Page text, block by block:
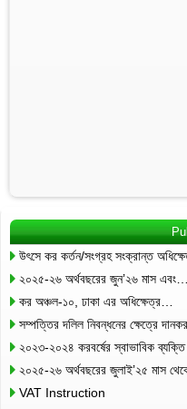
উৎসে কর কর্তন/সংগ্রহ সংক্রান্ত
২০২৫-২৬ অর্থবছরের জুন’২৬ মাস এবং…
কর অঞ্চল-১০, ঢাকা এর অধিক্ষেত্র…
সম্পত্তির দলিল নিবন্ধনের ক্ষেত্রে
২০২৩-২০২৪ করবর্ষের স্বাভাবিক ব্যক্তি
২০২৫-২৬ অর্থবছরের জুলাই’২৫ মাস
VAT Instruction